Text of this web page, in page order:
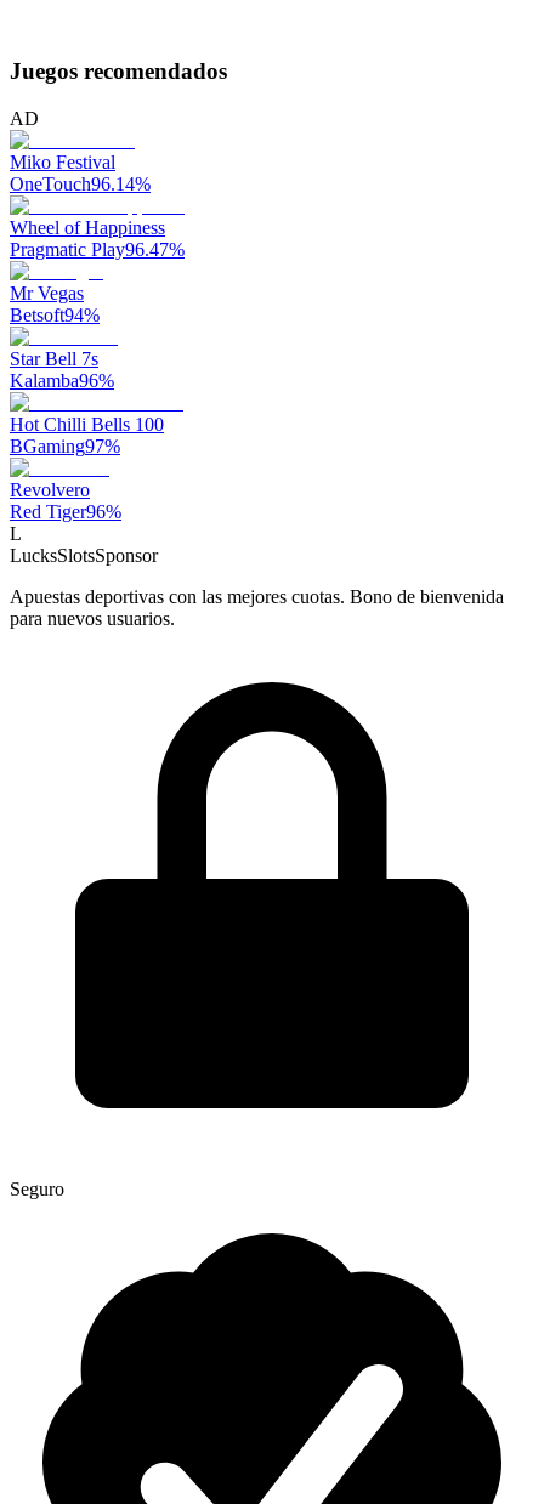
Juegos recomendados
AD
Miko Festival
OneTouch96.14%
Wheel of Happiness
Pragmatic Play96.47%
Mr Vegas
Betsoft94%
Star Bell 7s
Kalamba96%
Hot Chilli Bells 100
BGaming97%
Revolvero
Red Tiger96%
L
LucksSlotsSponsor
Apuestas deportivas con las mejores cuotas. Bono de bienvenida
para nuevos usuarios.
Seguro